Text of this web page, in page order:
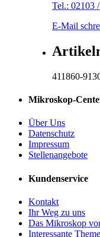
Tel.: 02103
E-Mail
411860-
Mikroskop-
Über Uns
Datenschutz
Impressum
Stellenangebote
Kundenservice
Kontakt
Ihr Weg zu uns
Das Mikroskop
Interessante